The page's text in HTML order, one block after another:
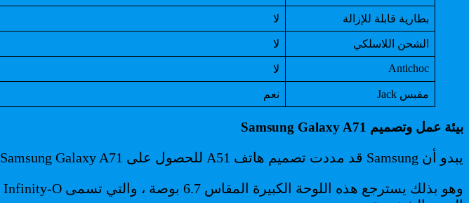
بطارية قابلة للإزالة لا
الشحن اللاسلكي لا
Antichoc لا
مقبس Jack نعم
بيئة عمل وتصميم Samsung Galaxy A71
يبدو أن Samsung قد مددت تصميم هاتف A51 للحصول على Samsung Galaxy A71.